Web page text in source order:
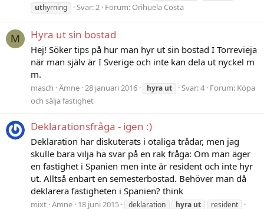
uthyrning Svar: 2 Forum: Orihuela Costa
M Hyra ut sin bostad
Hej! Söker tips på hur man hyr ut sin bostad I Torrevieja
när man själv är I Sverige och inte kan dela ut nyckel m
m.
masch Ämne 28 januari 2016 hyra ut Svar: 4 Forum: Köpa
och sälja fastighet
Deklarationsfråga - igen :)
Deklaration har diskuterats i otaliga trådar, men jag
skulle bara vilja ha svar på en rak fråga: Om man äger
en fastighet i Spanien men inte är resident och inte hyr
ut. Alltså enbart en semesterbostad. Behöver man då
deklarera fastigheten i Spanien? think
mixt Ämne 18 juni 2015 deklaration hyra ut resident